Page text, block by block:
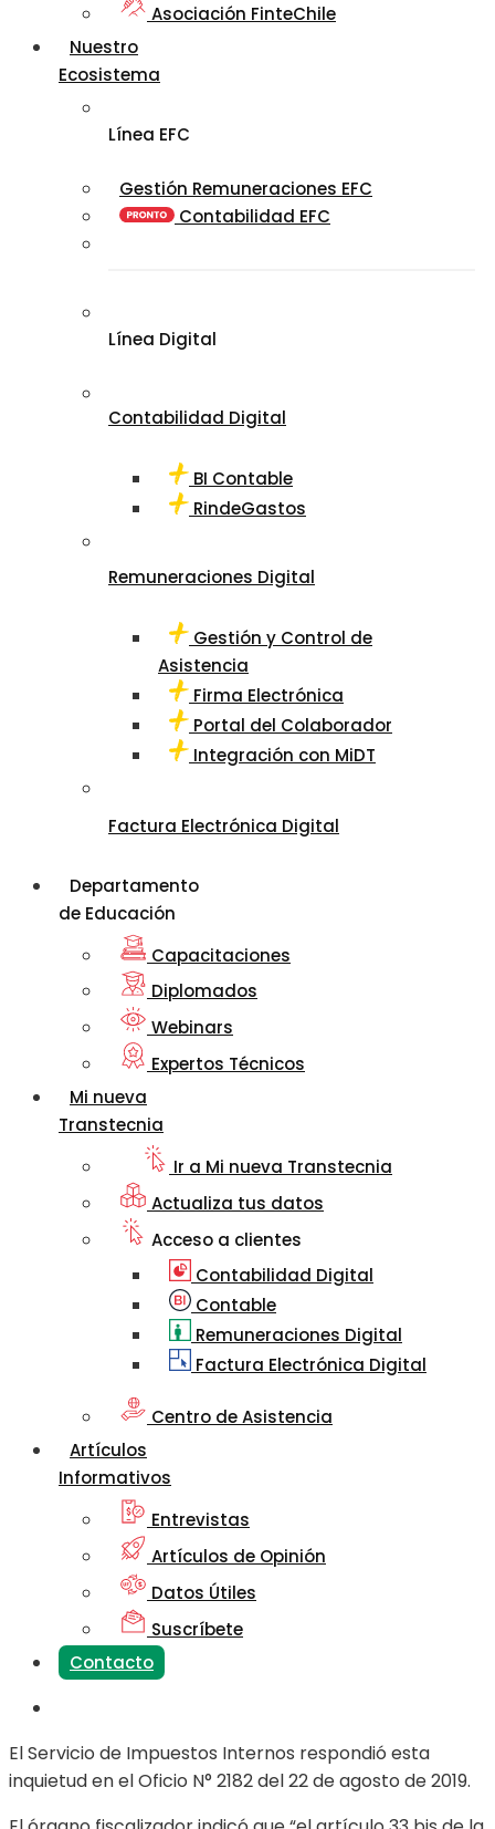
Asociación FinteChile
Nuestro
Ecosistema
Línea EFC
Gestión Remuneraciones EFC
Contabilidad EFC
Línea Digital
Contabilidad Digital
BI Contable
RindeGastos
Remuneraciones Digital
Gestión y Control de
Asistencia
Firma Electrónica
Portal del Colaborador
Integración con MiDT
Factura Electrónica Digital
Departamento
de Educación
Capacitaciones
Diplomados
Webinars
Expertos Técnicos
Mi nueva
Transtecnia
Ir a Mi nueva Transtecnia
Actualiza tus datos
Acceso a clientes
Contabilidad Digital
Contable
Remuneraciones Digital
Factura Electrónica Digital
Centro de Asistencia
Artículos
Informativos
Entrevistas
Artículos de Opinión
Datos Útiles
Suscríbete
Contacto
El Servicio de Impuestos Internos respondió esta
inquietud en el Oficio N° 2182 del 22 de agosto de 2019.